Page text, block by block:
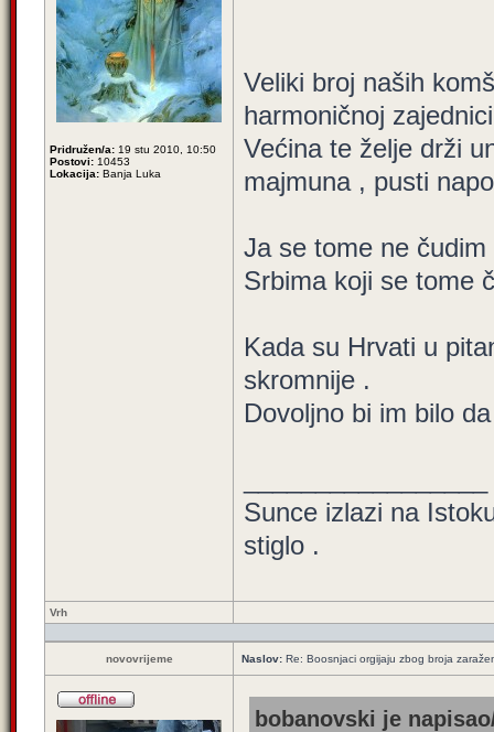
Pridružen/a: 19 stu 2010, 10:50
Postovi: 10453
Lokacija: Banja Luka
Veliki broj naših
harmoničnoj
Većina te želje drži
majmuna , pusti
Ja se tome ne
Srbima koji se tome
Kada su Hrvati u
skromnije .
Dovoljno bi im bilo
Sunce izlazi na
stiglo .
Vrh
novovrijeme Naslov: Re: Boosnjaci orgijaju zbog broja
bobanovski je